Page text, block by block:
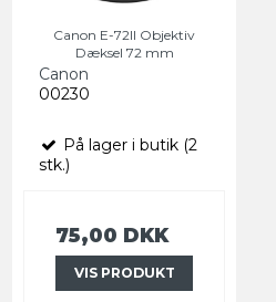
Canon E-72II Objektiv
Dæksel 72 mm
Canon
00230
På lager i butik (2
stk.)
75,00 DKK
VIS PRODUKT